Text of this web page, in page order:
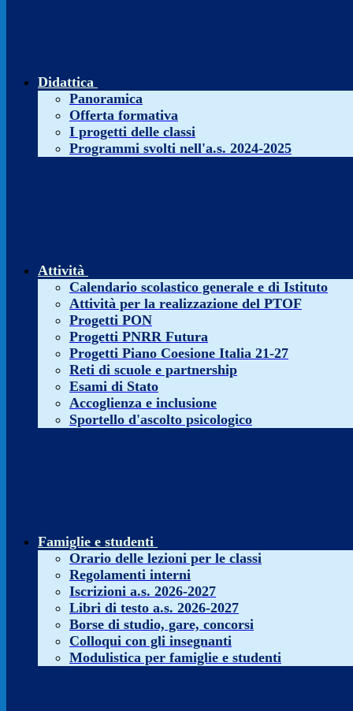
Didattica
Panoramica
Offerta formativa
I progetti delle classi
Programmi svolti nell'a.s. 2024-2025
Attività
Calendario scolastico generale e di Istituto
Attività per la realizzazione del PTOF
Progetti PON
Progetti PNRR Futura
Progetti Piano Coesione Italia 21-27
Reti di scuole e partnership
Esami di Stato
Accoglienza e inclusione
Sportello d'ascolto psicologico
Famiglie e studenti
Orario delle lezioni per le classi
Regolamenti interni
Iscrizioni a.s. 2026-2027
Libri di testo a.s. 2026-2027
Borse di studio, gare, concorsi
Colloqui con gli insegnanti
Modulistica per famiglie e studenti